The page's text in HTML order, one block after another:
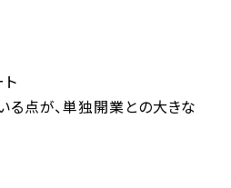
る点が、単独開業との大きな